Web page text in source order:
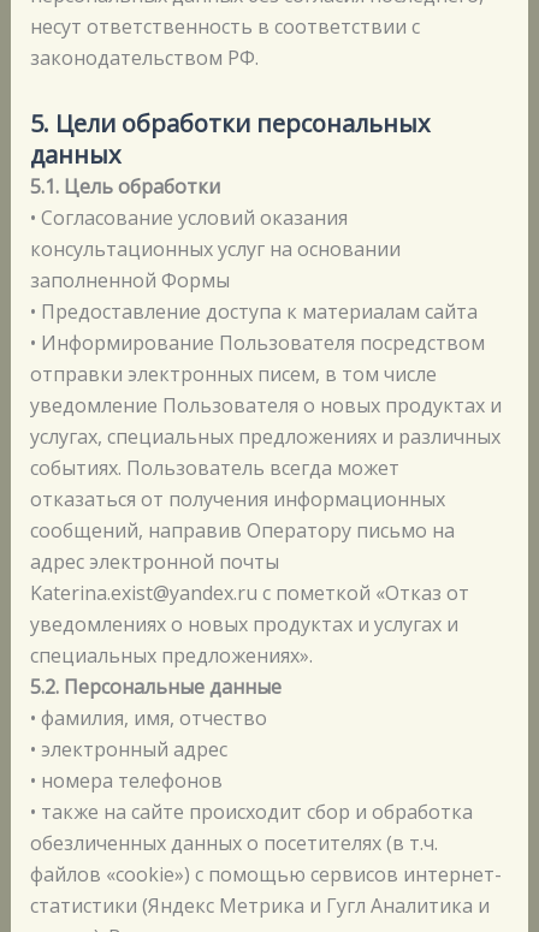
несут ответственность в соответствии с
законодательством РФ.
5. Цели обработки персональных
данных
5.1. Цель обработки
• Согласование условий оказания
консультационных услуг на основании
заполненной Формы
• Предоставление доступа к материалам сайта
• Информирование Пользователя посредством
отправки электронных писем, в том числе
уведомление Пользователя о новых продуктах и
услугах, специальных предложениях и различных
событиях. Пользователь всегда может
отказаться от получения информационных
сообщений, направив Оператору письмо на
адрес электронной почты
Katerina.exist@yandex.ru с пометкой «Отказ от
уведомлениях о новых продуктах и услугах и
специальных предложениях».
5.2. Персональные данные
• фамилия, имя, отчество
• электронный адрес
• номера телефонов
• также на сайте происходит сбор и обработка
обезличенных данных о посетителях (в т.ч.
файлов «cookie») с помощью сервисов интернет-
статистики (Яндекс Метрика и Гугл Аналитика и